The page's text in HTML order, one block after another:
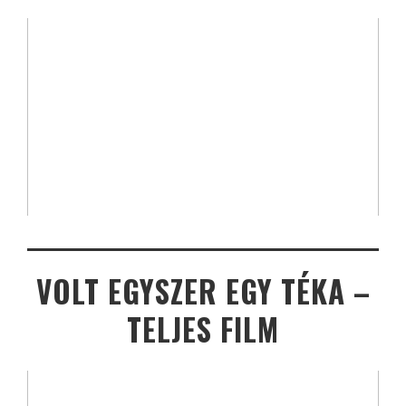
VOLT EGYSZER EGY TÉKA –
TELJES FILM